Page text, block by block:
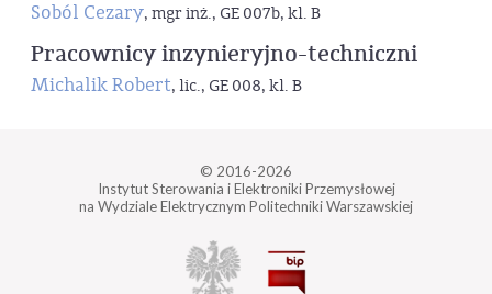
Soból Cezary, mgr inż., GE 007b, kl. B
Pracownicy inzynieryjno-techniczni
Michalik Robert, lic., GE 008, kl. B
© 2016-2026
Instytut Sterowania i Elektroniki Przemysłowej
na Wydziale Elektrycznym Politechniki Warszawskiej